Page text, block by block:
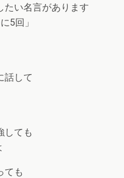
たい名言があります
5回」
話して
しても
ても